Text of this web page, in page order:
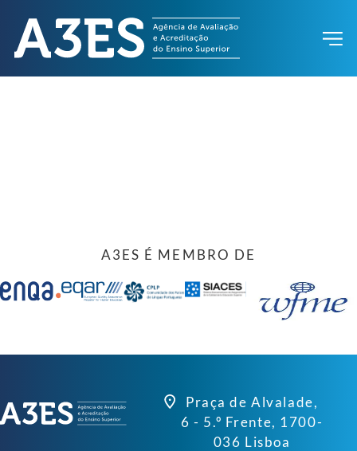
A3ES É MEMBRO DE
Praça de Alvalade,
6 - 5.º Frente, 1700-
036 Lisboa